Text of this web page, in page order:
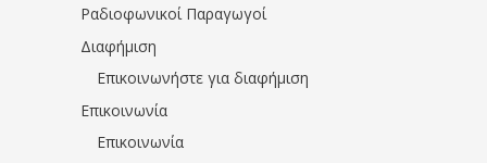
Ραδιοφωνικοί Παραγωγοί
Διαφήμιση
Επικοινωνήστε για διαφήμιση
Επικοινωνία
Επικοινωνία